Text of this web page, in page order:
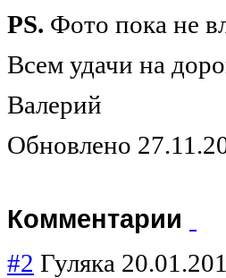
PS. Фото пока не
Всем удачи на
Валерий
Обновлено
Комментарии
#2 Гуляка